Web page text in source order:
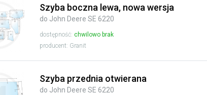
Szyba boczna lewa, nowa wersja
do John Deere SE 6220
dostępność:chwilowo brak
producent: Granit
Szyba przednia otwierana
do John Deere SE 6220